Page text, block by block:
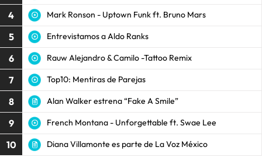
4 Mark Ronson - Uptown Funk ft. Bruno Mars
5 Entrevistamos a Aldo Ranks
6 Rauw Alejandro & Camilo -Tattoo Remix
7 Top10: Mentiras de Parejas
8 Alan Walker estrena “Fake A Smile”
9 French Montana - Unforgettable ft. Swae Lee
10 Diana Villamonte es parte de La Voz México